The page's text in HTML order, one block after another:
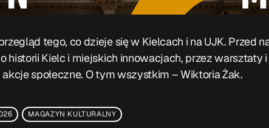
tego, co dzieje się w Kielcach i na UJK. Przed
historii Kielc i miejskich innowacjach, przez warsztaty
społeczne. O tym wszystkim – Wiktoria Żak.
MAGAZYN KULTURALNY